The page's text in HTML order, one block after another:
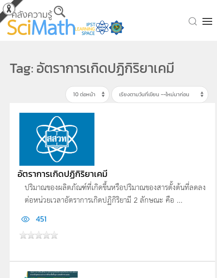
Skip to main content
Tag: อัตราการเกิดปฏิกิริยาเคมี
อัตราการเกิดปฏิกิริยาเคมี
ปริมาณของผลิตภัณฑ์ที่เกิดขึ้นหรือปริมาณของสารตั้งต้นที่ลดลง
ต่อหน่วยเวลาอัตราการเกิดปฏิกิริยามี 2 ลักษณะ คือ ...
451